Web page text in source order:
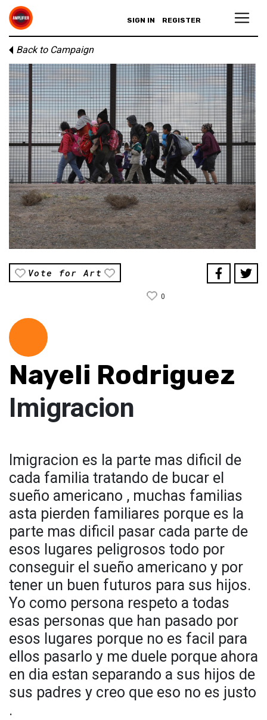
SIGN IN REGISTER
Back to Campaign
Vote for Art
0
Nayeli Rodriguez
Imigracion
Imigracion es la parte mas dificil de
cada familia tratando de bucar el
sueño americano , muchas familias
asta pierden familiares porque es la
parte mas dificil pasar cada parte de
esos lugares peligrosos todo por
conseguir el sueño americano y por
tener un buen futuros para sus hijos.
Yo como persona respeto a todas
esas personas que han pasado por
esos lugares porque no es facil para
ellos pasarlo y me duele porque ahora
en dia estan separando a sus hijos de
sus padres y creo que eso no es justo
.